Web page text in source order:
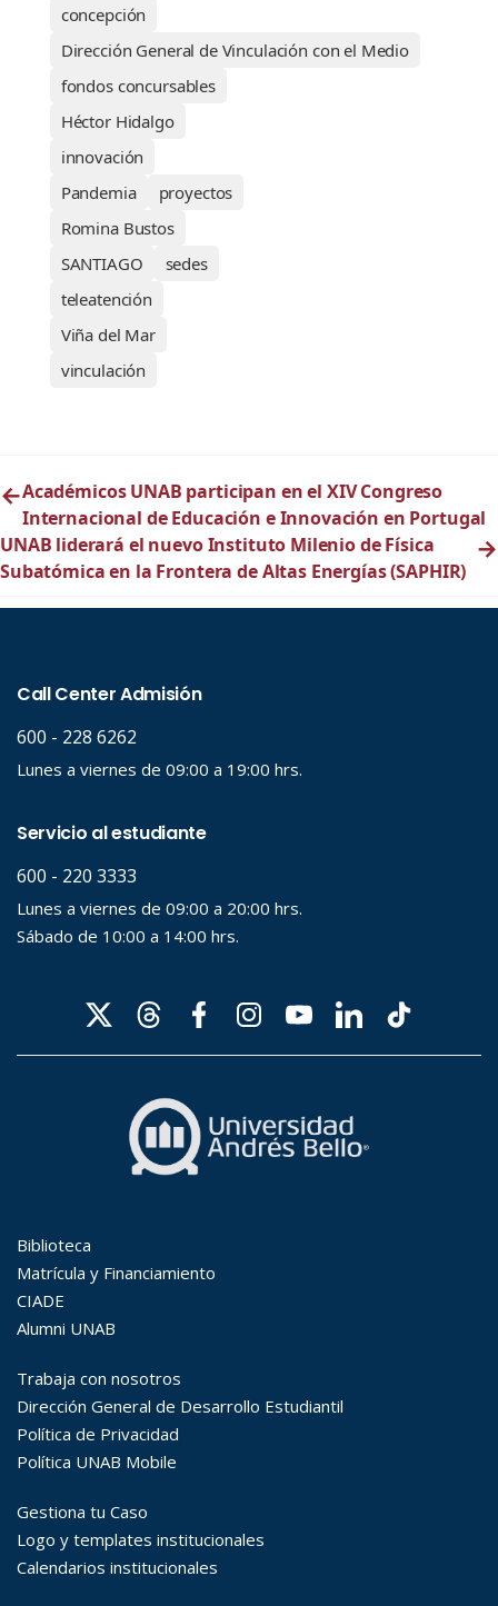
concepción
Dirección General de Vinculación con el Medio
fondos concursables
Héctor Hidalgo
innovación
Pandemia
proyectos
Romina Bustos
SANTIAGO
sedes
teleatención
Viña del Mar
vinculación
←Académicos UNAB participan en el XIV Congreso
Internacional de Educación e Innovación en Portugal
UNAB liderará el nuevo Instituto Milenio de Física
Subatómica en la Frontera de Altas Energías (SAPHIR)
→